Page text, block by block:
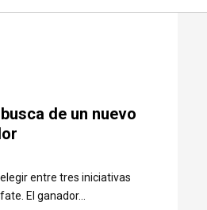
de un nuevo
entre tres iniciativas
El ganador...